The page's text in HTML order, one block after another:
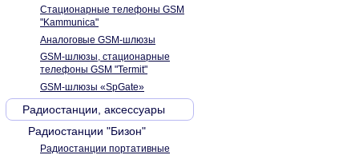
Стационарные телефоны GSM
"Kammunica"
Аналоговые GSM-шлюзы
GSM-шлюзы, стационарные
телефоны GSM "Termit"
GSM-шлюзы «SpGate»
Радиостанции, аксессуары
Радиостанции "Бизон"
Радиостанции портативные